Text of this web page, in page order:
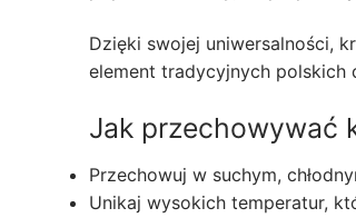
Dzięki swojej uniwersalności,
element tradycyjnych polskich
Jak przechowywać
Przechowuj w suchym,
Unikaj wysokich temperatur,